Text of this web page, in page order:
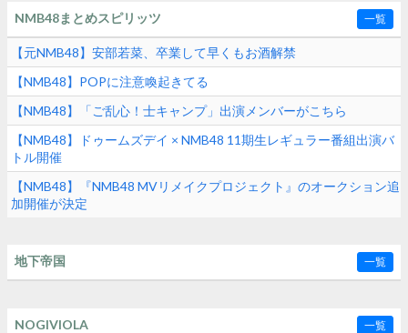
NMB48まとめスピリッツ 一覧
【元NMB48】安部若菜、卒業して早くもお酒解禁
【NMB48】POPに注意喚起きてる
【NMB48】「ご乱心！士キャンプ」出演メンバーがこちら
【NMB48】ドゥームズデイ × NMB48 11期生レギュラー番組出演バ
トル開催
【NMB48】『NMB48 MVリメイクプロジェクト』のオークション追
加開催が決定
地下帝国 一覧
NOGIVIOLA 一覧